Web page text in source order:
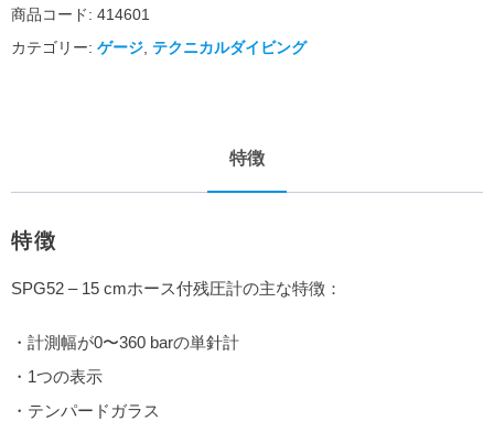
商品コード: 414601
カテゴリー: ゲージ, テクニカルダイビング
特徴
特徴
SPG52 – 15 cmホース付残圧計の主な特徴：
・計測幅が0〜360 barの単針計
・1つの表示
・テンパードガラス